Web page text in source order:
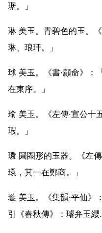
琚。」
琳 美玉。青碧色的玉。
琳、琅玕。」
球 美玉。《書·顧命》：
在東序。」
瑜 美玉。《左傳·宣公十
瑕。」
環 圓圈形的玉器。《左
環，其一在鄭商。」
璇 美玉。《集韻·平仙》
引《春秋傳》：璿弁玉